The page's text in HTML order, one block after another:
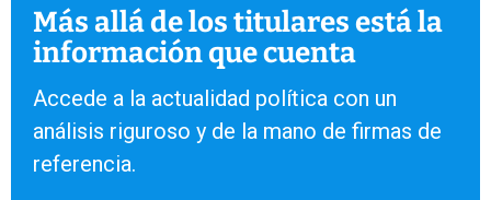
Más allá de los titulares está la
información que cuenta
Accede a la actualidad política con un
análisis riguroso y de la mano de firmas de
referencia.